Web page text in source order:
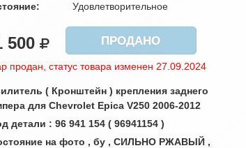
Удовлетворительное
500 ПРОДАНО
продан, статус товара изменен 27.09.2024
( Кронштейн ) крепления заднего
для Chevrolet Epica V250 2006-2012
детали : 96 941 154 ( 96941154 )
на фото , бу , СИЛЬНО РЖАВЫЙ ,